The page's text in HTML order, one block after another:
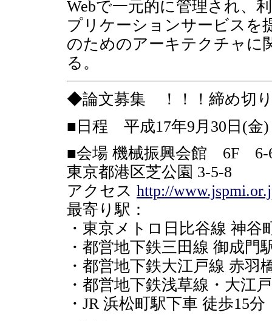
Webで一元的に管理され、
プリケーションサービスを
のためのアーキテクチャに
る。
◆論文募集 ！！！締め切
■日程 平成17年9月30日(金)
■会場 機械振興会館 6F 6-
東京都港区芝公園 3-5-8
アクセス http://
最寄り駅：
・東京メトロ日比谷線 神谷
・都営地下鉄三田線 御成門
・都営地下鉄大江戸線 赤
・都営地下鉄浅草線・大江
・JR 浜松町駅下車 徒歩15分